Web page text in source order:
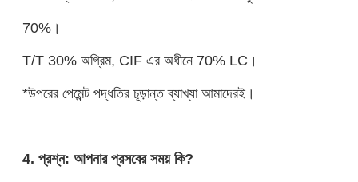
70%।
T/T 30% অগ্রিম, CIF এর অধীনে 70% LC।
*উপরের পেমেন্ট পদ্ধতির চূড়ান্ত ব্যাখ্যা আমাদেরই।
4. প্রশ্ন: আপনার প্রসবের সময় কি?